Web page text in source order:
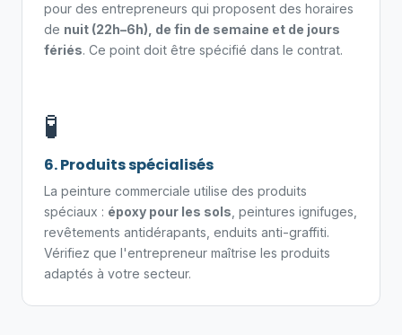
pour des entrepreneurs qui proposent des horaires
de nuit (22h–6h), de fin de semaine et de jours
fériés. Ce point doit être spécifié dans le contrat.
🧪
6. Produits spécialisés
La peinture commerciale utilise des produits
spéciaux : époxy pour les sols , peintures ignifuges,
revêtements antidérapants, enduits anti-graffiti.
Vérifiez que l'entrepreneur maîtrise les produits
adaptés à votre secteur.